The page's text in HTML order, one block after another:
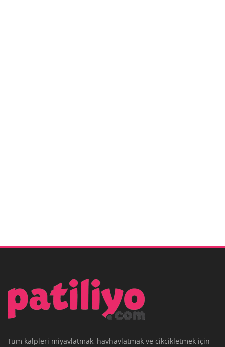
Tüm kalpleri miyavlatmak, havhavlatmak ve cikcikletmek için